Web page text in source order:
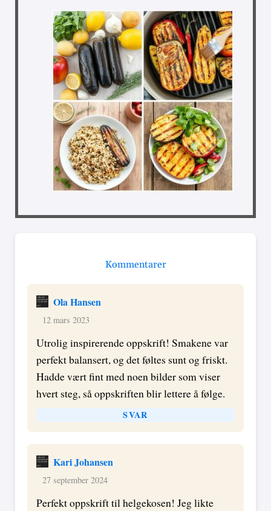
Kommentarer
Ola Hansen
12 mars 2023
Utrolig inspirerende oppskrift! Smakene var
perfekt balansert, og det føltes sunt og friskt.
Hadde vært fint med noen bilder som viser
hvert steg, så oppskriften blir lettere å følge.
SVAR
Kari Johansen
27 september 2024
Perfekt oppskrift til helgekosen! Jeg likte